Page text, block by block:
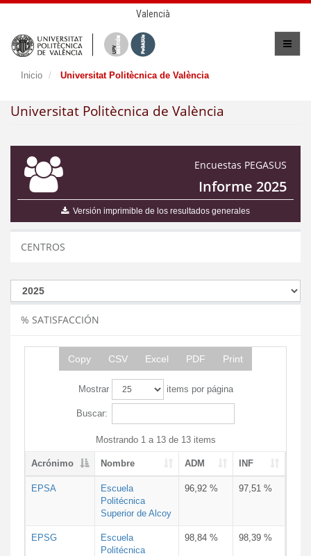
Valencià
Inicio Universitat Politècnica de València
Universitat Politècnica de València
Encuestas PEGASUS
Informe 2025
Versión imprimible de los resultados generales
CENTROS
% SATISFACCIÓN
Copy CSV Excel PDF Print
Mostrar items por página
Buscar:
Mostrando 1 a 13 de 13 items
Acrónimo Nombre ADM INF
EPSA
Escuela
Politécnica
Superior de Alcoy
96,92 % 97,51 %
EPSG
Escuela
Politécnica
98,84 % 98,39 %